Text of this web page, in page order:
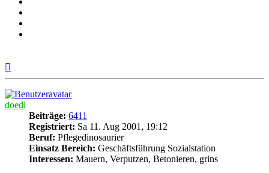
doedl
Beiträge: 6411
Registriert: Sa 11. Aug 2001, 19:12
Beruf: Pflegedinosaurier
Einsatz Bereich: Geschäftsführung Sozialstation
Interessen: Mauern, Verputzen, Betonieren, grins